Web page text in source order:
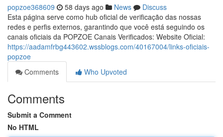
popzoe368609 58 days ago News
Discuss
Esta página serve como hub oficial de verificação das nossas
redes e perfis externos, garantindo que você está seguindo os
canais oficiais da POPZOE Canais Verificados: Website Oficial:
https://aadamfrbg443602.wssblogs.com/40167004/links-oficiais-
popzoe
Comments
Who Upvoted
Comments
Submit a Comment
No HTML